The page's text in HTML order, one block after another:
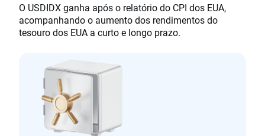
O USDIDX ganha após o relatório do CPI dos EUA,
acompanhando o aumento dos rendimentos do
tesouro dos EUA a curto e longo prazo.